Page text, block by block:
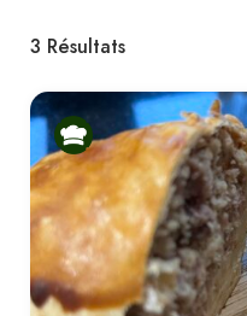
3 Résultats